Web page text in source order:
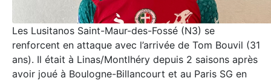
Les Lusitanos Saint-Maur-des-Fossé (N3) se
renforcent en attaque avec l’arrivée de Tom Bouvil (31
ans). Il était à Linas/Montlhéry depuis 2 saisons après
avoir joué à Boulogne-Billancourt et au Paris SG en